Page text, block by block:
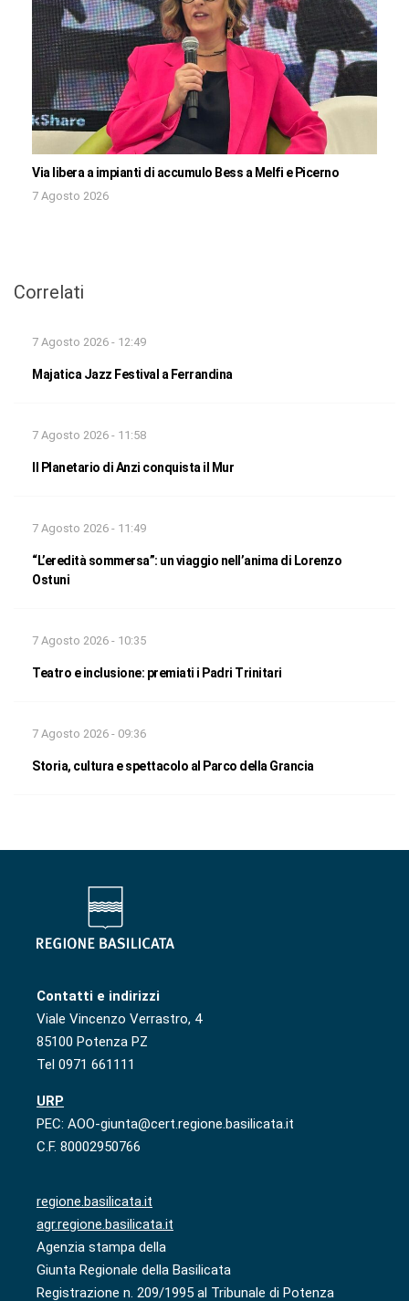
Via libera a impianti di accumulo Bess a Melfi e Picerno
7 Agosto 2026
Correlati
7 Agosto 2026 - 12:49
Majatica Jazz Festival a Ferrandina
7 Agosto 2026 - 11:58
Il Planetario di Anzi conquista il Mur
7 Agosto 2026 - 11:49
“L’eredità sommersa”: un viaggio nell’anima di Lorenzo
Ostuni
7 Agosto 2026 - 10:35
Teatro e inclusione: premiati i Padri Trinitari
7 Agosto 2026 - 09:36
Storia, cultura e spettacolo al Parco della Grancia
Contatti e indirizzi
Viale Vincenzo Verrastro, 4
85100 Potenza PZ
Tel 0971 661111
URP
PEC: AOO-giunta@cert.regione.basilicata.it
C.F. 80002950766
regione.basilicata.it
agr.regione.basilicata.it
Agenzia stampa della
Giunta Regionale della Basilicata
Registrazione n. 209/1995 al Tribunale di Potenza